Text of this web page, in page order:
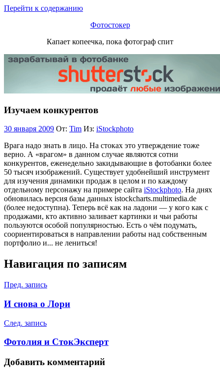
Перейти к содержанию
Фотостокер
Капает копеечка, пока фотограф спит
Изучаем конкурентов
30 января 2009 От: Tim Из: iStockphoto
Врага надо знать в лицо. На стоках это утверждение тоже
верно. А «врагом» в данном случае являются сотни
конкурентов, еженедельно закидывающие в фотобанки более
50 тысяч изображений. Существует удобнейший инструмент
для изучения динамики продаж в целом и по каждому
отдельному персонажу на примере сайта iStockphoto. На днях
обновилась версия базы данных istockcharts.multimedia.de
(более недоступна). Теперь всё как на ладони — у кого как с
продажами, кто активно заливает картинки и чьи работы
пользуются особой популярностью. Есть о чём подумать,
соориентироваться в направлении работы над собственным
портфолио и... не лениться!
Навигация по записям
Пред. запись
И снова о Лори
След. запись
Фотолия и СтокЭксперт
Добавить комментарий